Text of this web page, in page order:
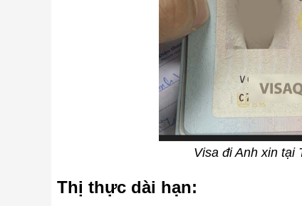
Visa đi Anh xin tại
Thị thực dài hạn: